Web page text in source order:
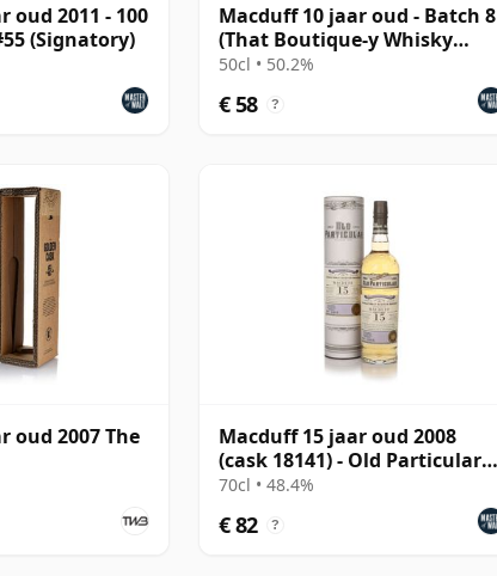
oud 2011 - 100
(Signatory)
Macduff 10 jaar oud - Batch 8
(That Boutique-y Whisky
Company)
50cl • 50.2%
€ 58 ?
oud 2007 The
Macduff 15 jaar oud 2008
(cask 18141) - Old Particular
(Douglas Laing)
70cl • 48.4%
€ 82 ?